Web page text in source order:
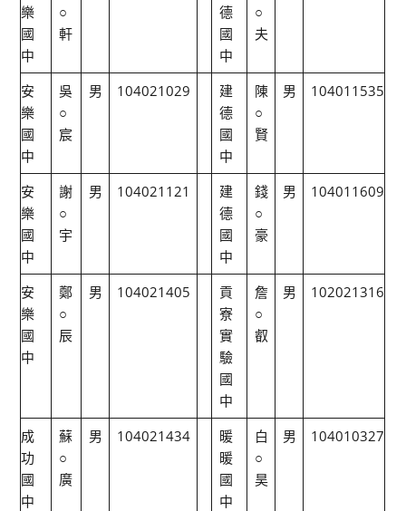
樂
國
中
○
軒
德
國
中
○
夫
安
樂
國
中
吳
○
宸
男 104021029
建
德
國
中
陳
○
賢
男 104011535
安
樂
國
中
謝
○
宇
男 104021121
建
德
國
中
錢
○
豪
男 104011609
安
樂
國
中
鄭
○
辰
男 104021405
貢
寮
實
驗
國
中
詹
○
叡
男 102021316
成
功
國
中
蘇
○
廣
男 104021434
暖
暖
國
中
白
○
昊
男 104010327